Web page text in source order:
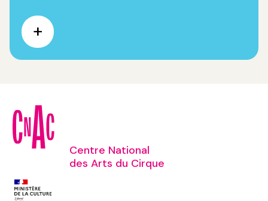
Centre National
des Arts du Cirque